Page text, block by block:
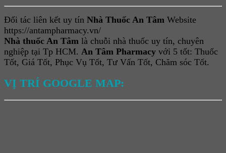
Đối tác liên kết uy tín Nhà Thuốc An Tâm Website
https://antampharmacy.vn/
Nhà thuốc An Tâm là chuỗi nhà thuốc uy tín, chuyên
nghiệp tại Tp HCM. An Tâm Pharmacy với 5 tốt: Thuốc
Tốt, Giá Tốt, Phục Vụ Tốt, Tư Vấn Tốt, Chăm sóc Tốt.
VỊ TRÍ GOOGLE MAP: